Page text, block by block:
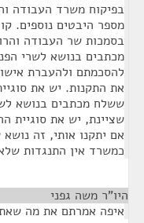
בפיקוח משרד העבודה
מספר היבטים נוספים.
בסמכות שר העבודה
מכתבים בנושא לשרי
להסכמתם ולהעברת
את התקנות. יש את
ששלח מכתבים בנושא
שציינת, יש את סוגיית
אם יתקנו אותי, זה
כמשרד אין התנגדות
היו"ר משה גפני
איפה אמרתם את מה